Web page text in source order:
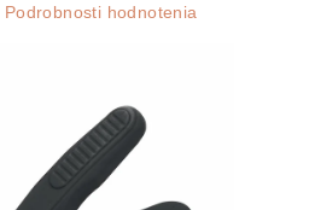
Podrobnosti hodnotenia